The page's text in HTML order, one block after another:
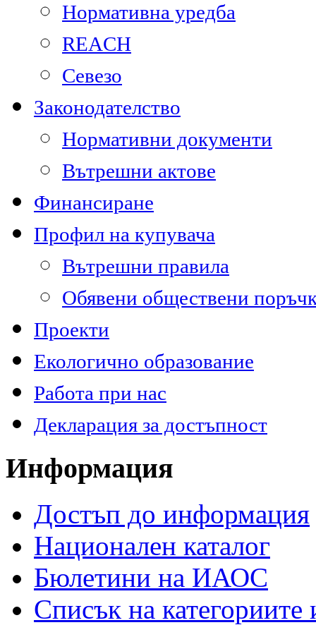
Нормативна уредба
REACH
Севезо
Законодателство
Нормативни документи
Вътрешни актове
Финансиране
Профил на купувача
Вътрешни правила
Обявени обществени
Проекти
Екологично образование
Работа при нас
Декларация за достъпност
Информация
Достъп до информация
Национален каталог
Бюлетини на ИАОС
Списък на